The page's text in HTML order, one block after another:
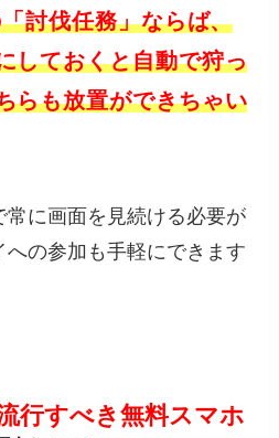
討伐任務」ならば、
しておくと自動で狩っ
らも放置ができちゃい
常に画面を見続ける必要が
の参加も手軽にできます
行すべき無料スマホ